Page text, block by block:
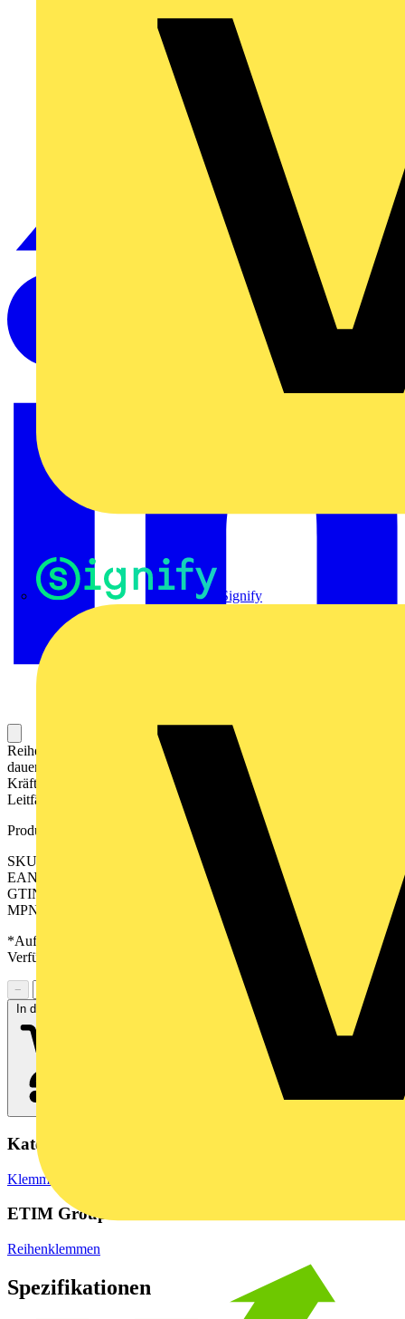
Signify
Reihenklemme zum Anschließen oder Verbinden von Leitern mit
dauerhaft sicherem Kontakt. Gehärteter Stahl hält den mechanischen
Kräften stand, Zinn-beschichtetes Kupfer sorgt für beste
Leitfähigkeit.
Produktkennzeichen
SKU: 2572440000
EAN: 04050118582499
GTIN: 04050118582499
MPN: SAK 2.5/35 GN
*Auf Anfrage verfügbar - bitte in den Warenkorb legen, um
Verfügbarkeit zu prüfen
−
In den Warenkorb
Kategorien
Klemmen, Steckverbinder & Verbindungselemente
ETIM Group
Reihenklemmen
Spezifikationen